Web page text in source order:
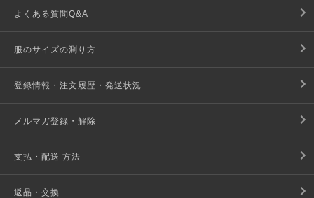
よくある質問Q&A
服のサイズの測り方
登録情報・注文履歴・発送状況
メルマガ登録・解除
支払・配送 方法
返品・交換